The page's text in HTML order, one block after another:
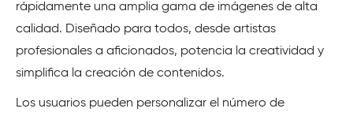
rápidamente una amplia gama de imágenes de alta
calidad. Diseñado para todos, desde artistas
profesionales a aficionados, potencia la creatividad y
simplifica la creación de contenidos.
Los usuarios pueden personalizar el número de